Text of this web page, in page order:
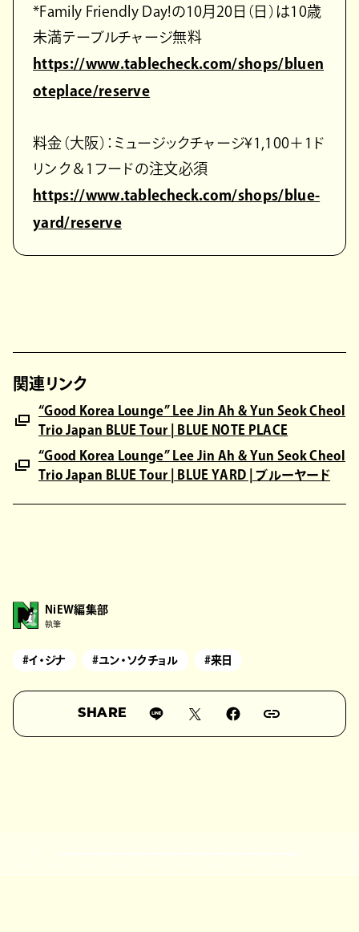
*Family Friendly Day!の10月20日（日）は10歳
未満テーブルチャージ無料
https://www.tablecheck.com/shops/bluen
oteplace/reserve
料金（大阪）：ミュージックチャージ¥1,100＋1ド
リンク＆1フードの注文必須
https://www.tablecheck.com/shops/blue-
yard/reserve
関連リンク
“Good Korea Lounge” Lee Jin Ah & Yun Seok Cheol
Trio Japan BLUE Tour | BLUE NOTE PLACE
“Good Korea Lounge” Lee Jin Ah & Yun Seok Cheol
Trio Japan BLUE Tour | BLUE YARD | ブルーヤード
NiEW編集部
執筆
#イ・ジナ #ユン・ソクチョル #来日
SHARE